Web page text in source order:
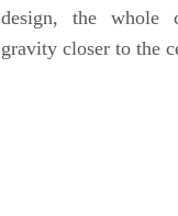
design, the whole
gravity closer to the